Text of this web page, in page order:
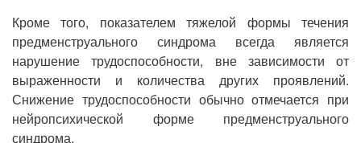
Кроме того, показателем тяжелой формы течения
предменструального синдрома всегда является
нарушение трудоспособности, вне зависимости от
выраженности и количества других проявлений.
Снижение трудоспособности обычно отмечается при
нейропсихической форме предменструального
синдрома.